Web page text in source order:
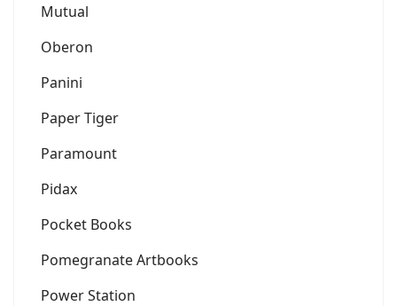
Mutual
Oberon
Panini
Paper Tiger
Paramount
Pidax
Pocket Books
Pomegranate Artbooks
Power Station